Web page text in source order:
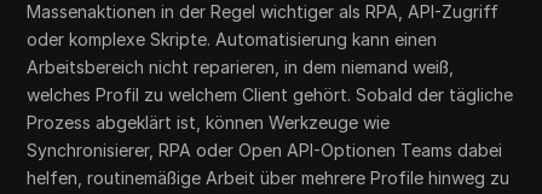
Massenaktionen in der Regel wichtiger als RPA, API-Zugriff
oder komplexe Skripte. Automatisierung kann einen
Arbeitsbereich nicht reparieren, in dem niemand weiß,
welches Profil zu welchem Client gehört. Sobald der tägliche
Prozess abgeklärt ist, können Werkzeuge wie
Synchronisierer, RPA oder Open API-Optionen Teams dabei
helfen, routinemäßige Arbeit über mehrere Profile hinweg zu